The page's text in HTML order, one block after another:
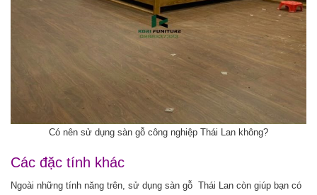
Có nên sử dụng sàn gỗ công nghiệp Thái Lan không?
Các đặc tính khác
Ngoài những tính năng trên, sử dụng sàn gỗ Thái Lan còn giúp bạn có